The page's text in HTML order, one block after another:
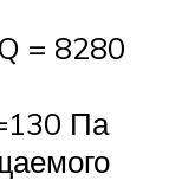
= 8280
Па